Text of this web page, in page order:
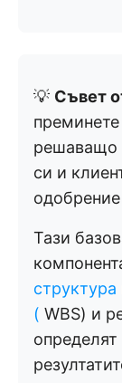
💡 Съвет
решаващо
си и
одобрение
Тази
структура
( WBS) и
определят